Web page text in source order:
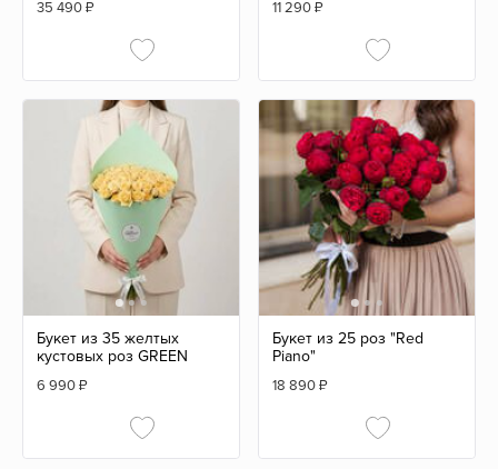
35 490₽ 11 290₽
Букет из 35 желтых
кустовых роз GREEN
6 990₽
Букет из 25 роз "Red
Piano"
18 890₽